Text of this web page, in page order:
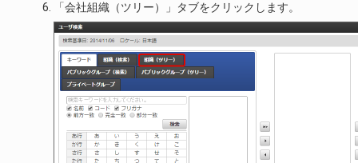
「会社組織（ツリー）」タブをクリックします。